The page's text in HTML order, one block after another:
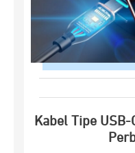
Kabel Tipe